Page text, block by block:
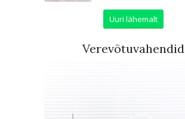
Uuri lähemalt
Verevõtuvahendid